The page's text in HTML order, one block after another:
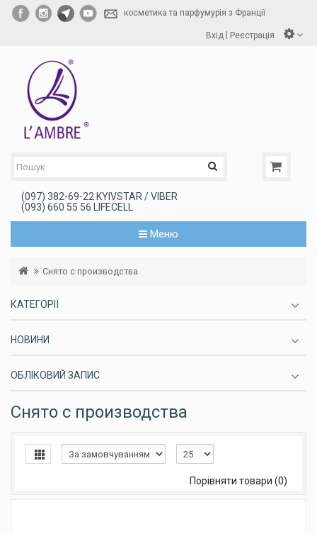
косметика та парфумурія з Франції
Вхід Реєстрація
(097) 382-69-22 KYIVSTAR / VIBER
(093) 660 55 56 LIFECELL
Меню
Снято с производства
КАТЕГОРІЇ
НОВИНИ
ОБЛІКОВИЙ ЗАПИС
Снято с производства
Порівняти товари (0)